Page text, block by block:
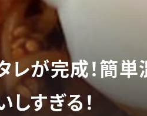
が完成！簡
すぎる！